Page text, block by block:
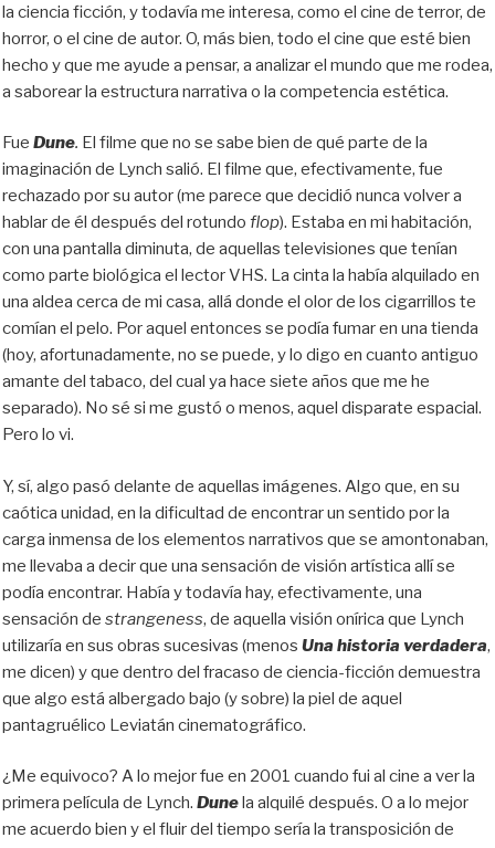
la ciencia ficción, y todavía me interesa, como el cine de terror, de
horror, o el cine de autor. O, más bien, todo el cine que esté bien
hecho y que me ayude a pensar, a analizar el mundo que me rodea,
a saborear la estructura narrativa o la competencia estética.
Fue Dune. El filme que no se sabe bien de qué parte de la
imaginación de Lynch salió. El filme que, efectivamente, fue
rechazado por su autor (me parece que decidió nunca volver a
hablar de él después del rotundo flop). Estaba en mi habitación,
con una pantalla diminuta, de aquellas televisiones que tenían
como parte biológica el lector VHS. La cinta la había alquilado en
una aldea cerca de mi casa, allá donde el olor de los cigarrillos te
comían el pelo. Por aquel entonces se podía fumar en una tienda
(hoy, afortunadamente, no se puede, y lo digo en cuanto antiguo
amante del tabaco, del cual ya hace siete años que me he
separado). No sé si me gustó o menos, aquel disparate espacial.
Pero lo vi.
Y, sí, algo pasó delante de aquellas imágenes. Algo que, en su
caótica unidad, en la dificultad de encontrar un sentido por la
carga inmensa de los elementos narrativos que se amontonaban,
me llevaba a decir que una sensación de visión artística allí se
podía encontrar. Había y todavía hay, efectivamente, una
sensación de strangeness, de aquella visión onírica que Lynch
utilizaría en sus obras sucesivas (menos Una historia verdadera,
me dicen) y que dentro del fracaso de ciencia-ficción demuestra
que algo está albergado bajo (y sobre) la piel de aquel
pantagruélico Leviatán cinematográfico.
¿Me equivoco? A lo mejor fue en 2001 cuando fui al cine a ver la
primera película de Lynch. Dunela alquilé después. O a lo mejor
me acuerdo bien y el fluir del tiempo sería la transposición de